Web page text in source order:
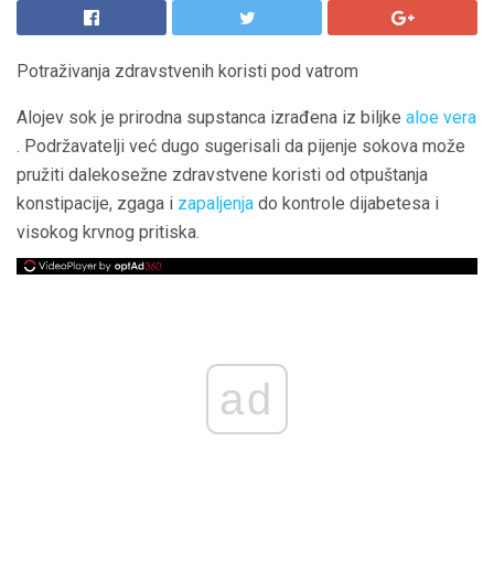
Potraživanja zdravstvenih koristi pod vatrom
Alojev sok je prirodna supstanca izrađena iz biljke aloe vera
. Podržavatelji već dugo sugerisali da pijenje sokova može
pružiti dalekosežne zdravstvene koristi od otpuštanja
konstipacije, zgaga i zapaljenja do kontrole dijabetesa i
visokog krvnog pritiska.
ad